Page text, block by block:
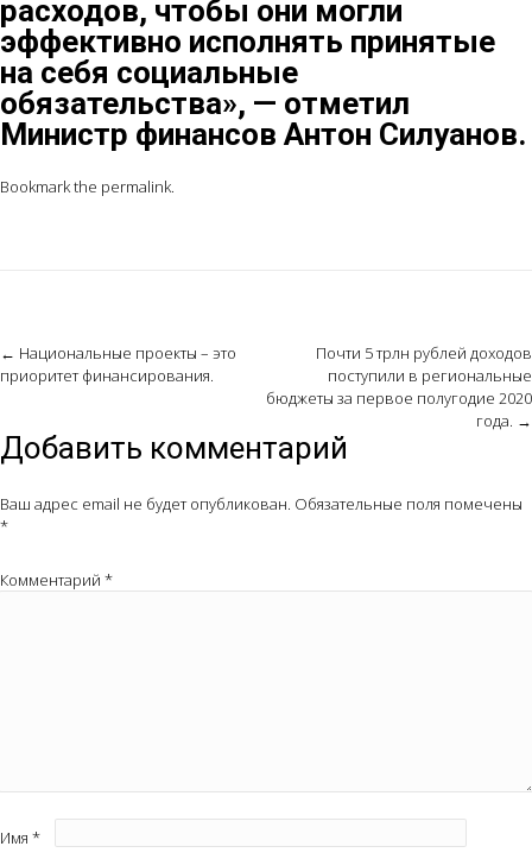
расходов, чтобы они могли
эффективно исполнять принятые
на себя социальные
обязательства», — отметил
Министр финансов Антон Силуанов.
Bookmark the permalink.
Post
navigation
← Национальные проекты – это
приоритет финансирования.
Почти 5 трлн рублей доходов
поступили в региональные
бюджеты за первое полугодие 2020
года. →
Добавить комментарий
Ваш адрес email не будет опубликован. Обязательные поля помечены
*
Комментарий *
Имя *